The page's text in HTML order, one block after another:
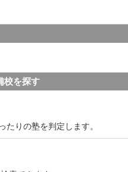
校を探す
りの塾を判定します。